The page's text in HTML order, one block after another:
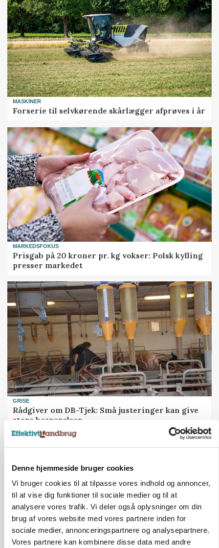
Denne hjemmeside bruger cookies
Vi bruger cookies til at tilpasse vores indhold og annoncer,
til at vise dig funktioner til sociale medier og til at
analysere vores trafik. Vi deler også oplysninger om din
brug af vores website med vores partnere inden for
sociale medier, annonceringspartnere og analysepartnere.
Vores partnere kan kombinere disse data med andre
MASKINER
Forserie til selvkørende skårlægger afprøves i år
MARKEDSFOKUS
Prisgab på 20 kroner pr. kg vokser: Polsk kylling
presser markedet
GRISE
Rådgiver om DB-Tjek: Små justeringer kan give
store besparelser
Loading...